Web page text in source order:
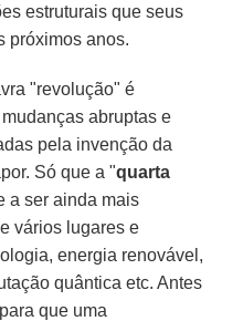
estruturais que seus
próximos anos.
"revolução" é
abruptas e
pela invenção da
Só que a "quarta
a ser ainda mais
vários lugares e
energia renovável,
quântica etc. Antes
que uma